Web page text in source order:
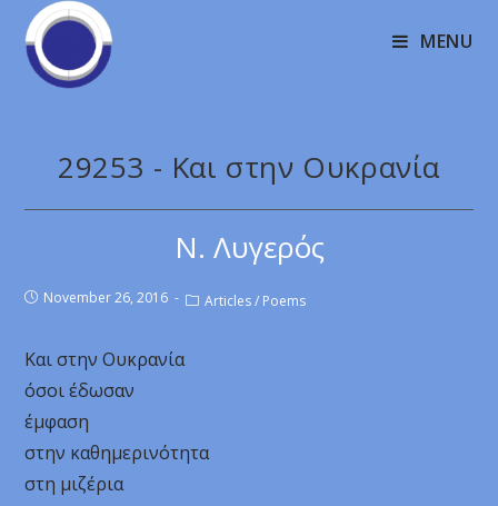
MENU
29253 - Και στην Ουκρανία
Ν. Λυγερός
November 26, 2016 Articles / Poems
Και στην Ουκρανία
όσοι έδωσαν
έμφαση
στην καθημερινότητα
στη μιζέρια